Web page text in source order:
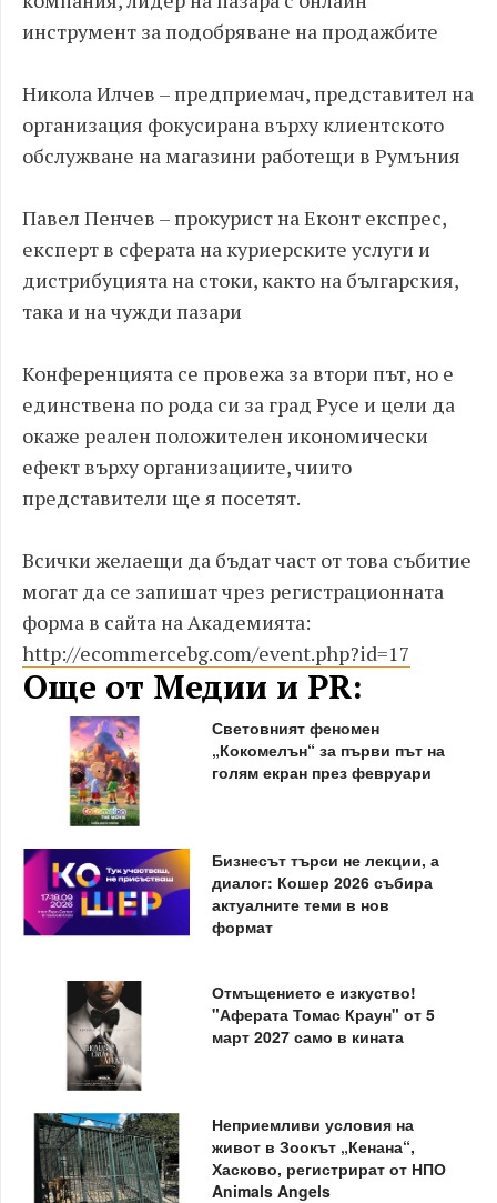
инструмент за подобряване на продажбите
Никола Илчев – предприемач, представител на
организация фокусирана върху клиентското
обслужване на магазини работещи в Румъния
Павел Пенчев – прокурист на Еконт експрес,
експерт в сферата на куриерските услуги и
дистрибуцията на стоки, както на българския,
така и на чужди пазари
Конференцията се провежа за втори път, но е
единствена по рода си за град Русе и цели да
окаже реален положителен икономически
ефект върху организациите, чиито
представители ще я посетят.
Всички желаещи да бъдат част от това събитие
могат да се запишат чрез регистрационната
форма в сайта на Академията:
http://ecommercebg.com/event.php?id=17
Още от Медии и PR:
Световният феномен
„Кокомелън“ за първи път на
голям екран през февруари
Бизнесът търси не лекции, а
диалог: Кошер 2026 събира
актуалните теми в нов
формат
Отмъщението е изкуство!
"Аферата Томас Краун" от 5
март 2027 само в кината
Неприемливи условия на
живот в Зоокът „Кенана“,
Хасково, регистрират от НПО
Animals Angels